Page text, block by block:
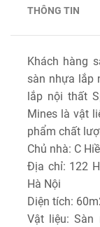
Khách hàng
sàn nhựa lắp
lắp nội thất
Mines là vật
phẩm chất
Chủ nhà: C
Địa chỉ: 122
Hà Nội
Diện tích:
Vật liệu: Sàn
THÔNG TIN